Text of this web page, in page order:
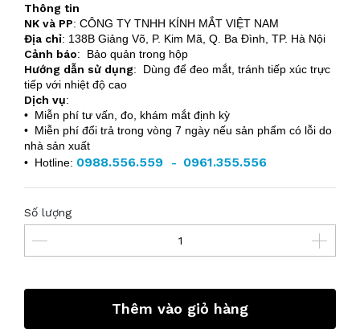
Thông tin
NK và PP: CÔNG TY TNHH KÍNH MẮT VIỆT NAM
Địa chỉ: 138B Giảng Võ, P. Kim Mã, Q. Ba Đình, TP. Hà Nội
Cảnh báo: Bảo quản trong hộp
Hướng dẫn sử dụng: Dùng để đeo mắt, tránh tiếp xúc trực
tiếp với nhiệt độ cao
Dịch vụ:
• Miễn phí tư vấn, đo, khám mắt định kỳ
• Miễn phí đổi trả trong vòng 7 ngày nếu sản phẩm có lỗi do
nhà sản xuất
• Hotline: 0988.556.559 - 0961.355.556
Số lượng
Thêm vào giỏ hàng